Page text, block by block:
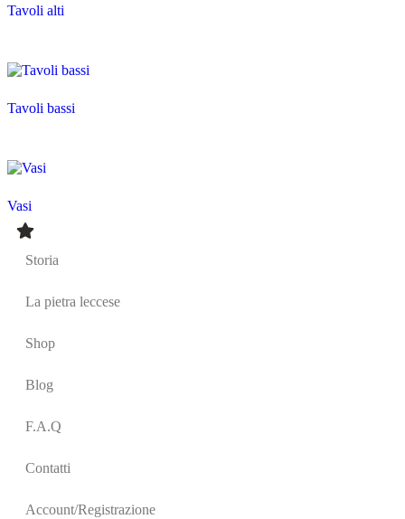
Tavoli alti
Tavoli bassi
Vasi
Storia
La pietra leccese
Shop
Blog
F.A.Q
Contatti
Account/Registrazione